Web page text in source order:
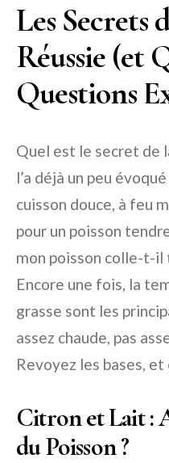
Les Secrets
Réussie (et
Questions
Quel est le secret de
l’a déjà un peu
cuisson douce, à feu
pour un poisson
mon poisson colle-t-il
Encore une fois, la
grasse sont les
assez chaude, pas
Revoyez les bases,
Citron et Lait :
du Poisson ?